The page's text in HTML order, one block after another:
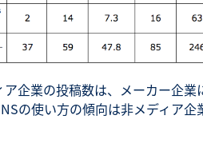
ア企業の投稿数は、メーカー企
の使い方の傾向は非メディア